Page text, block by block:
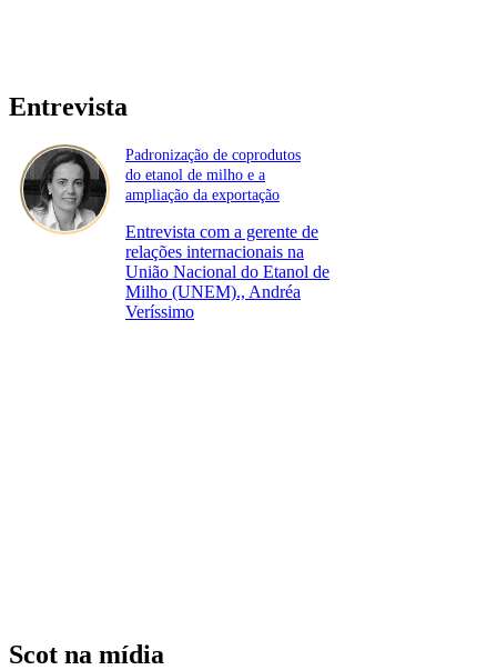
Entrevista
Padronização de coprodutos
do etanol de milho e a
ampliação da exportação
Entrevista com a gerente de
relações internacionais na
União Nacional do Etanol de
Milho (UNEM)., Andréa
Veríssimo
Scot na mídia